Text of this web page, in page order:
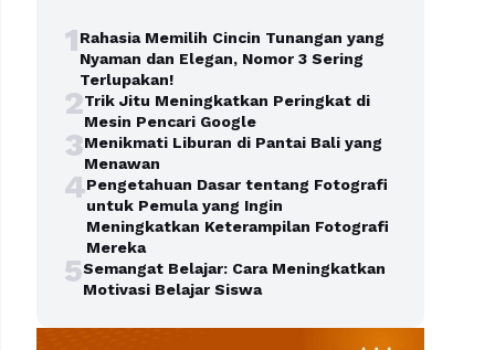
1Rahasia Memilih Cincin Tunangan yang
Nyaman dan Elegan, Nomor 3 Sering
Terlupakan!
2Trik Jitu Meningkatkan Peringkat di
Mesin Pencari Google
3Menikmati Liburan di Pantai Bali yang
Menawan
4Pengetahuan Dasar tentang Fotografi
untuk Pemula yang Ingin
Meningkatkan Keterampilan Fotografi
Mereka
5Semangat Belajar: Cara Meningkatkan
Motivasi Belajar Siswa